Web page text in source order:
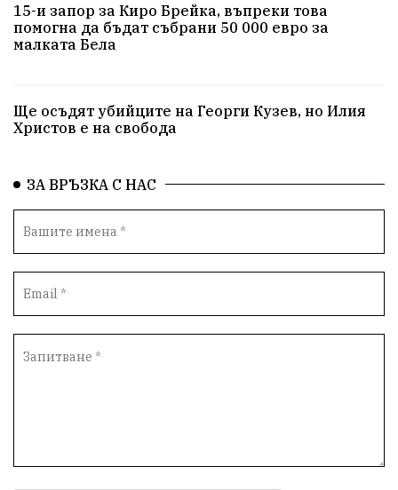
15-и запор за Киро Брейка, въпреки това
помогна да бъдат събрани 50 000 евро за
малката Бела
Ще осъдят убийците на Георги Кузев, но Илия
Христов е на свобода
ЗА ВРЪЗКА С НАС